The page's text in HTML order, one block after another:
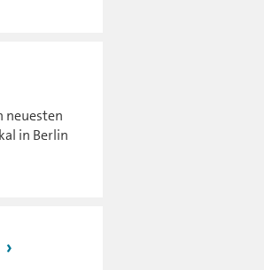
neuesten
in Berlin